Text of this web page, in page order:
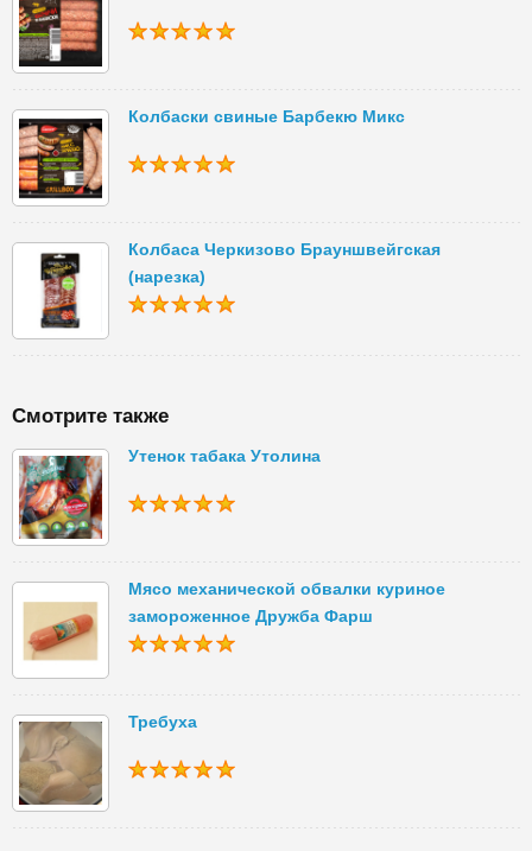
Колбаски свиные Барбекю Микс
Колбаса Черкизово Брауншвейгская
(нарезка)
Смотрите также
Утенок табака Утолина
Мясо механической обвалки куриное
замороженное Дружба Фарш
Требуха